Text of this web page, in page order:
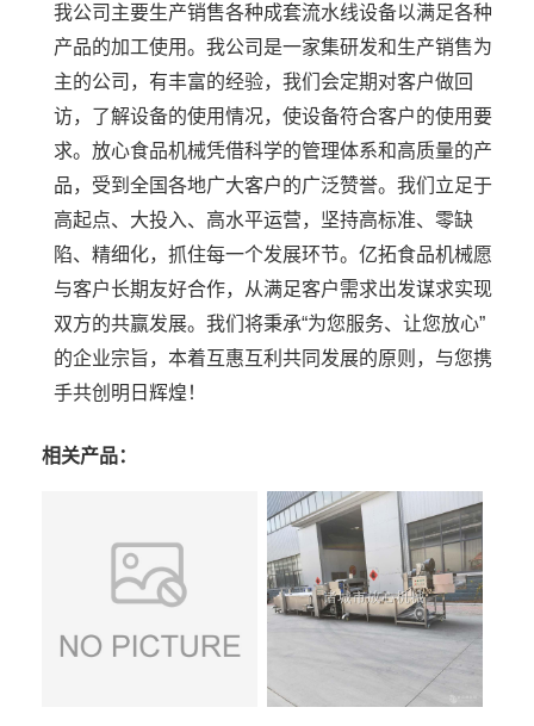
我公司主要生产销售各种成套流水线设备以满足各种
产品的加工使用。我公司是一家集研发和生产销售为
主的公司，有丰富的经验，我们会定期对客户做回
访，了解设备的使用情况，使设备符合客户的使用要
求。放心食品机械凭借科学的管理体系和高质量的产
品，受到全国各地广大客户的广泛赞誉。我们立足于
高起点、大投入、高水平运营，坚持高标准、零缺
陷、精细化，抓住每一个发展环节。亿拓食品机械愿
与客户长期友好合作，从满足客户需求出发谋求实现
双方的共赢发展。我们将秉承“为您服务、让您放心”
的企业宗旨，本着互惠互利共同发展的原则，与您携
手共创明日辉煌！
相关产品：